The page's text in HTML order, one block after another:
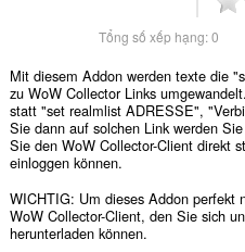
Tổng số xếp hạng:0
Mit diesem Addon werden texte die
zu WoW Collector Links
statt "set realmlist ADRESSE",
Sie dann auf solchen Link werden
Sie den WoW Collector-Client direkt
einloggen können.
WICHTIG: Um dieses Addon perfekt
WoW Collector-Client, den Sie sich
herunterladen können.